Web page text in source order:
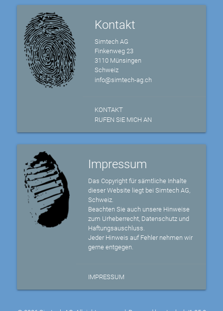
Kontakt
Simtech AG
Finkenweg 23
3110 Münsingen
Schweiz
info@simtech-ag.ch
KONTAKT
RUFEN SIE MICH AN
Impressum
Das Copyright für sämtliche Inhalte
dieser Website liegt bei Simtech AG,
Schweiz.
Beachten Sie auch unsere Hinweise
zum Urheberrecht, Datenschutz und
Haftungsauschluss.
Jeder Hinweis auf Fehler nehmen wir
gerne entgegen.
IMPRESSUM